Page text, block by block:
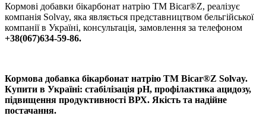
Кормові добавки бікарбонат натрію TM Bicar®Z, реалізує
компанія Solvay, яка являється представництвом бельгійської
компанії в Україні, консультація, замовлення за телефоном
+38(067)634-59-86.
Кормова добавка бікарбонат натрію TM Bicar®Z Solvay.
Купити в Україні: стабілізація pH, профілактика ацидозу,
підвищення продуктивності ВРХ. Якість та надійне
постачання.